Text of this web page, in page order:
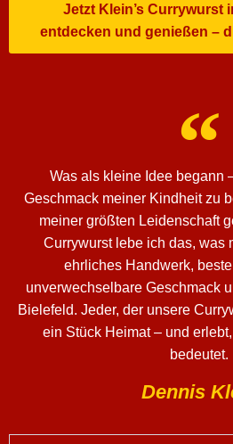
Jetzt Klein’s Currywurst
entdecken und genießen –
Was als kleine Idee begann
Geschmack meiner Kindheit zu
meiner größten Leidenschaft
Currywurst lebe ich das, was
ehrliches Handwerk,
unverwechselbare Geschmack
Bielefeld. Jeder, der unsere
ein Stück Heimat – und
bedeutet.
Dennis